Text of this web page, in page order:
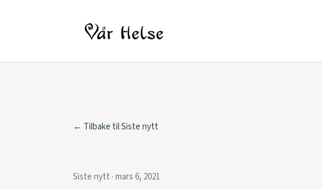
← Tilbake til Siste nytt
Siste nytt · mars 6, 2021